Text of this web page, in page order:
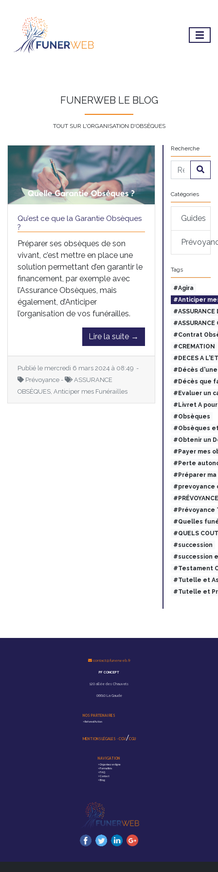
FUNERWEB LE BLOG
TOUT SUR L'ORGANISATION D'OBSÈQUES
Qu’est ce que la Garantie Obsèques
?
Préparer ses obsèques de son
vivant, c’est mettre en place une
solution permettant d’en garantir le
financement, par exemple avec
l’Assurance Obsèques, mais
également, d’Anticiper
l’organisation de vos funérailles.
Lire la suite →
Publié le mercredi 6 mars 2024 à 08:49 -
Prévoyance -
ASSURANCE
OBSÈQUES, Anticiper mes Funérailles
Recherche
Catégories
Guides
Tags
#Agira
#Anticiper
#ASSURANCE
#ASSURANCE
#Contrat
#CREMATION
#DECES A
#Décès
#Décès que
#Evaluer un
#Livret A
#Obsèques
#Obsèques
#Obtenir un
#Payer mes
#Perte
#Préparer ma
#prevoyance
#Prévoyance
#Quelles
#QUELS
#succession
#succession
#Testament
#Tutelle et
#Tutelle et
contact@funerweb.fr
PF CONCEPT
120 allée des Chauvets
06610 La Gaude
NOS PARTENAIRES
>Reforest'Action
MENTIONS LÉGALES - CGV/CGU
NAVIGATION
>Organisez en ligne
>Formalités
>FAQ
>Contact
>Blog